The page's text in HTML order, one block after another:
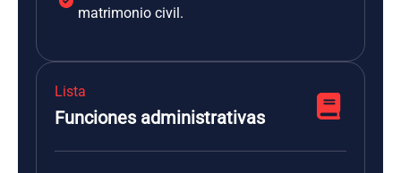
matrimonio civil.
Lista
Funciones administrativas